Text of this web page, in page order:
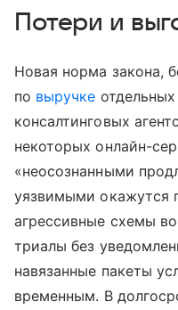
Потери и
Новая норма закона,
по выручке
консалтинговых
некоторых онлайн-
«неосознанными
уязвимыми окажутся
агрессивные схемы
триалы без
навязанные пакеты
временным. В